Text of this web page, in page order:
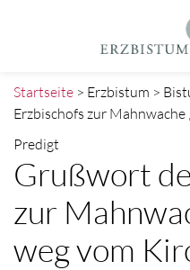
Startseite > Erzbistum >
Erzbischofs zur Mahnwache
Predigt
Grußwort
zur
weg vom